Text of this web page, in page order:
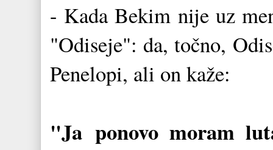
- Kada Bekim nije uz
"Odiseje": da, točno,
Penelopi, ali on kaže:
"Japonovo moram